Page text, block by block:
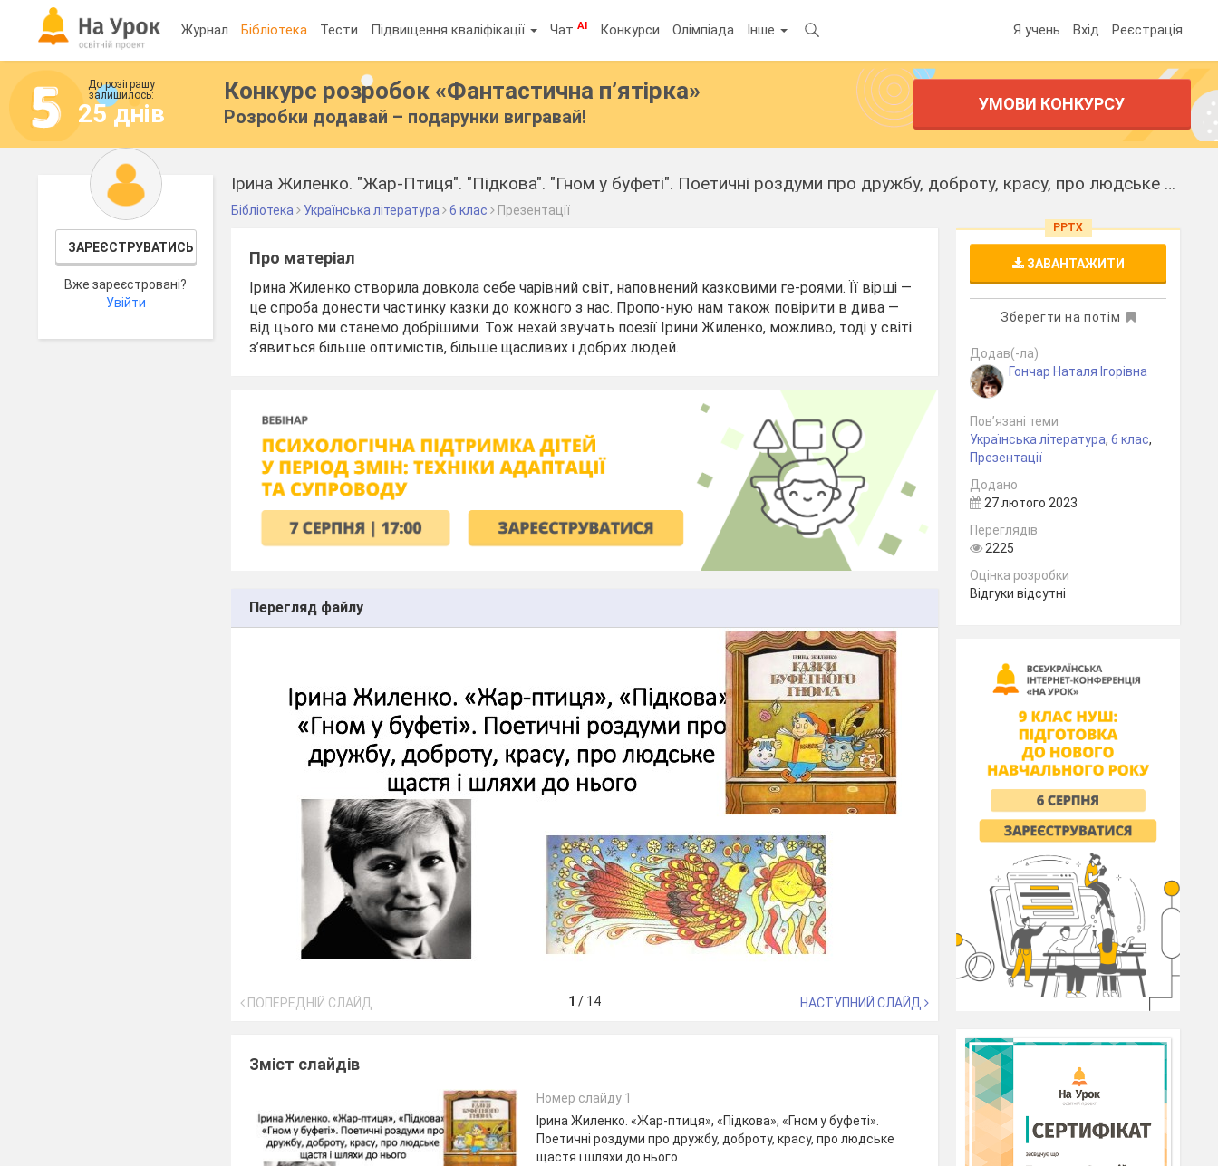
Журнал Бібліотека Тести Підвищення кваліфікації ЧатAI Конкурси Олімпіада Інше Я учень Вхід Реєстрація
До розіграшу
залишилось:
25 днів
Конкурс розробок «Фантастична п’ятірка»
Розробки додавай – подарунки вигравай!
УМОВИ КОНКУРСУ
ЗАРЕЄСТРУВАТИСЬ
Вже зареєстровані?
Увійти
Ірина Жиленко. "Жар-Птиця". "Підкова". "Гном у буфеті". Поетичні роздуми про дружбу, доброту, красу, про людське щастя і шляхи до нього
Бібліотека Українська література 6 клас Презентації
Про матеріал
Ірина Жиленко створила довкола себе чарівний світ, наповнений казковими ге-роями. Її вірші —
це спроба донести частинку казки до кожного з нас. Пропо-ную нам також повірити в дива —
від цього ми станемо добрішими. Тож нехай звучать поезії Ірини Жиленко, можливо, тоді у світі
з’явиться більше оптимістів, більше щасливих і добрих людей.
Перегляд файлу
ПОПЕРЕДНІЙ СЛАЙД 1 / 14 НАСТУПНИЙ СЛАЙД
Зміст слайдів
Номер слайду 1
Ірина Жиленко. «Жар-птиця», «Підкова», «Гном у буфеті».
Поетичні роздуми про дружбу, доброту, красу, про людське
щастя і шляхи до нього
PPTX
ЗАВАНТАЖИТИ
Зберегти на потім
Додав(-ла)
Гончар Наталя Ігорівна
Пов’язані теми
Українська література,6 клас,
Презентації
Додано
27 лютого 2023
Переглядів
2225
Оцінка розробки
Відгуки відсутні